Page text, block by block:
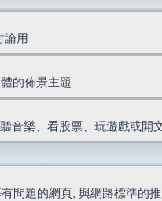
論用
的佈景主題
音樂、看股票、玩遊戲或開
問題的網頁, 與網路標準的